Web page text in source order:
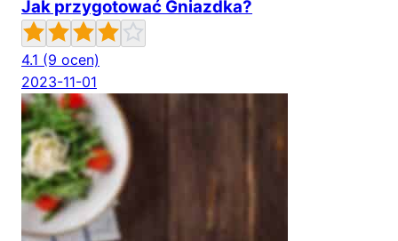
Jak przygotować Gniazdka?
4.1 (9 ocen)
2023-11-01